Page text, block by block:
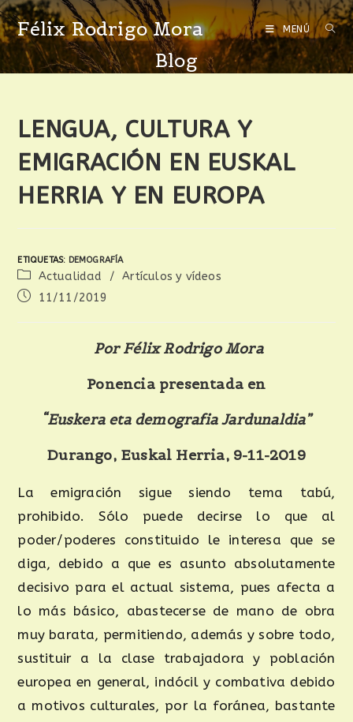
Félix Rodrigo Mora MENÚ
Blog
LENGUA, CULTURA Y
EMIGRACIÓN EN EUSKAL
HERRIA Y EN EUROPA
ETIQUETAS: DEMOGRAFÍA
Actualidad /
Artículos y vídeos
11/11/2019
Por Félix Rodrigo Mora
Ponencia presentada en
“Euskera eta demografia Jardunaldia”
Durango, Euskal Herria, 9-11-2019
La emigración sigue siendo tema tabú,
prohibido. Sólo puede decirse lo que al
poder/poderes constituido le interesa que se
diga, debido a que es asunto absolutamente
decisivo para el actual sistema, pues afecta a
lo más básico, abastecerse de mano de obra
muy barata, permitiendo, además y sobre todo,
sustituir a la clase trabajadora y población
europea en general, indócil y combativa debido
a motivos culturales, por la foránea, bastante